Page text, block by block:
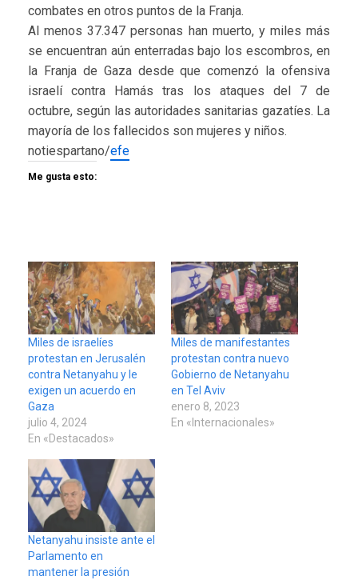
combates en otros puntos de la Franja.
Al menos 37.347 personas han muerto, y miles más
se encuentran aún enterradas bajo los escombros, en
la Franja de Gaza desde que comenzó la ofensiva
israelí contra Hamás tras los ataques del 7 de
octubre, según las autoridades sanitarias gazatíes. La
mayoría de los fallecidos son mujeres y niños.
notiespartano/efe
Me gusta esto:
Miles de israelíes
protestan en Jerusalén
contra Netanyahu y le
exigen un acuerdo en
Gaza
julio 4, 2024
En «Destacados»
Miles de manifestantes
protestan contra nuevo
Gobierno de Netanyahu
en Tel Aviv
enero 8, 2023
En «Internacionales»
Netanyahu insiste ante el
Parlamento en
mantener la presión